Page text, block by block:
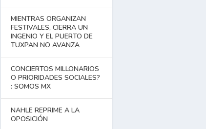
MIENTRAS ORGANIZAN
FESTIVALES, CIERRA UN
INGENIO Y EL PUERTO DE
TUXPAN NO AVANZA
CONCIERTOS MILLONARIOS
O PRIORIDADES SOCIALES?
: SOMOS MX
NAHLE REPRIME A LA
OPOSICIÓN